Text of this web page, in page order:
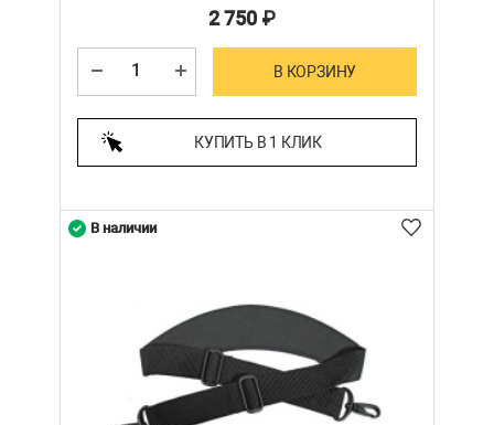
2 750₽
В КОРЗИНУ
КУПИТЬ В 1 КЛИК
В наличии